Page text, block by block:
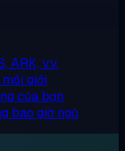
ARK, v.v.
giới
của bạn
bao giờ ngủ